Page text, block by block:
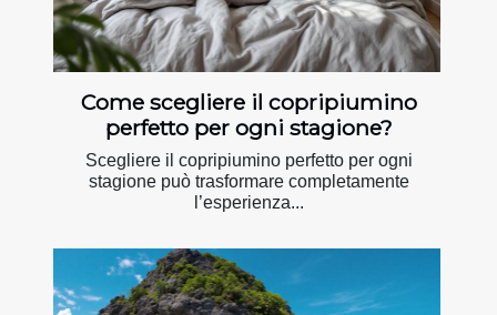
Come scegliere il copripiumino
perfetto per ogni stagione?
Scegliere il copripiumino perfetto per ogni
stagione può trasformare completamente
l’esperienza...